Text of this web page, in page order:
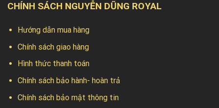
CHÍNH SÁCH NGUYỄN DŨNG ROYAL
Hướng dẫn mua hàng
Chính sách giao hàng
Hình thức thanh toán
Chính sách bảo hành- hoàn trả
Chính sách bảo mật thông tin